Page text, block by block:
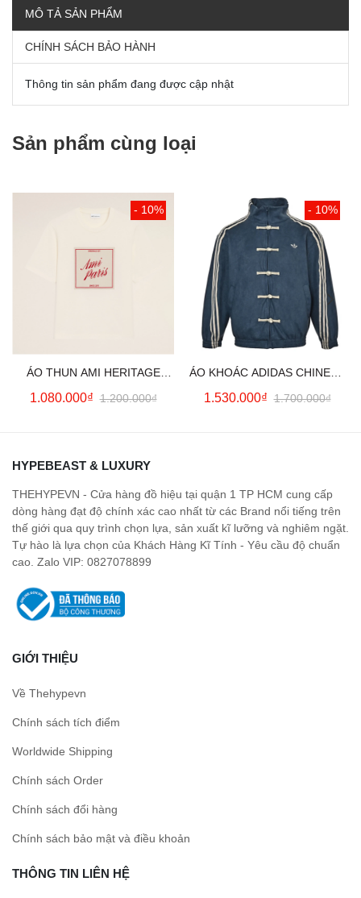
MÔ TẢ SẢN PHẨM
CHÍNH SÁCH BẢO HÀNH
Thông tin sản phẩm đang được cập nhật
Sản phẩm cùng loại
- 10%
ÁO THUN AMI HERITAGE
PRINT (WHITE CREAM)
1.080.000₫1.200.000₫
- 10%
ÁO KHOÁC ADIDAS CHINESE
NEW YEAR JACKET (BLUE)
1.530.000₫1.700.000₫
HYPEBEAST & LUXURY
THEHYPEVN - Cửa hàng đồ hiệu tại quận 1 TP HCM cung cấp
dòng hàng đạt độ chính xác cao nhất từ các Brand nổi tiếng trên
thế giới qua quy trình chọn lựa, sản xuất kĩ lưỡng và nghiêm ngặt.
Tự hào là lựa chọn của Khách Hàng Kĩ Tính - Yêu cầu độ chuẩn
cao. Zalo VIP: 0827078899
GIỚI THIỆU
Về Thehypevn
Chính sách tích điểm
Worldwide Shipping
Chính sách Order
Chính sách đổi hàng
Chính sách bảo mật và điều khoản
THÔNG TIN LIÊN HỆ